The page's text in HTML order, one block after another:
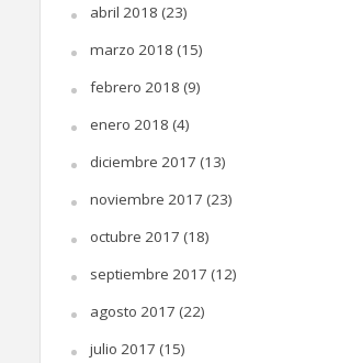
abril 2018 (23)
marzo 2018 (15)
febrero 2018 (9)
enero 2018 (4)
diciembre 2017 (13)
noviembre 2017 (23)
octubre 2017 (18)
septiembre 2017 (12)
agosto 2017 (22)
julio 2017 (15)